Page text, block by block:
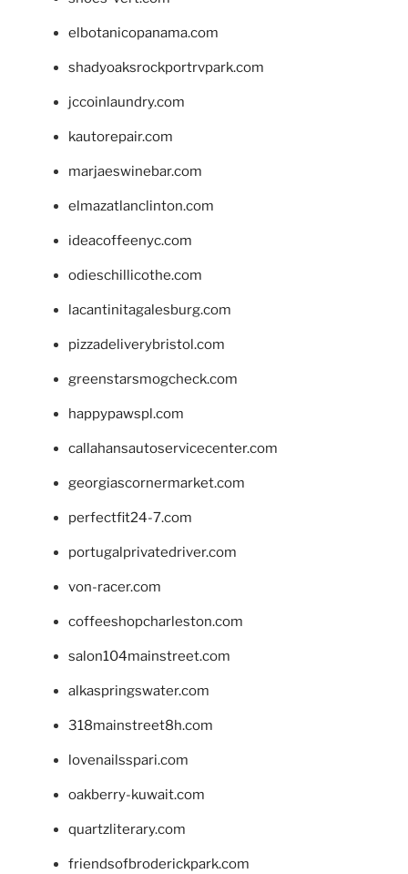
elbotanicopanama.com
shadyoaksrockportrvpark.com
jccoinlaundry.com
kautorepair.com
marjaeswinebar.com
elmazatlanclinton.com
ideacoffeenyc.com
odieschillicothe.com
lacantinitagalesburg.com
pizzadeliverybristol.com
greenstarsmogcheck.com
happypawspl.com
callahansautoservicecenter.com
georgiascornermarket.com
perfectfit24-7.com
portugalprivatedriver.com
von-racer.com
coffeeshopcharleston.com
salon104mainstreet.com
alkaspringswater.com
318mainstreet8h.com
lovenailsspari.com
oakberry-kuwait.com
quartzliterary.com
friendsofbroderickpark.com